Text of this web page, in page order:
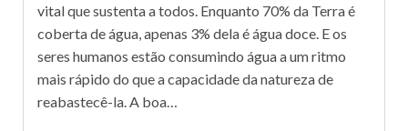
vital que sustenta a todos. Enquanto 70% da Terra é
coberta de água, apenas 3% dela é água doce. E os
seres humanos estão consumindo água a um ritmo
mais rápido do que a capacidade da natureza de
reabastecê-la. A boa…